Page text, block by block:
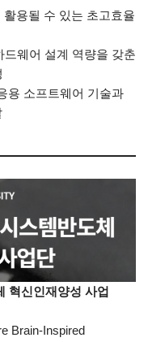
용될 수 있는 초고효율
웨어 설계 역량을 갖춘
용 소프트웨어 기술과
혁신인재양성 사업
Brain-Inspired